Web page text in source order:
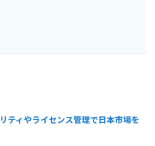
ティやライセンス管理で日本市場を